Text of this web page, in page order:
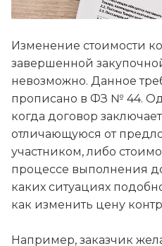
Изменение стоимости
завершенной
невозможно. Данное
прописано в ФЗ № 44.
когда договор
отличающуюся от
участником, либо
процессе выполнения
каких ситуациях
как изменить цену
Например, заказчик